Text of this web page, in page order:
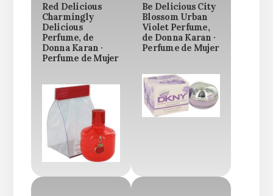
Red Delicious
Charmingly
Delicious
Perfume, de
Donna Karan ·
Perfume de Mujer
Be Delicious City
Blossom Urban
Violet Perfume,
de Donna Karan ·
Perfume de Mujer